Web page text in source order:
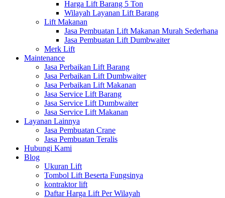
Harga Lift Barang 5 Ton
Wilayah Layanan Lift Barang
Lift Makanan
Jasa Pembuatan Lift Makanan Murah Sederhana
Jasa Pembuatan Lift Dumbwaiter
Merk Lift
Maintenance
Jasa Perbaikan Lift Barang
Jasa Perbaikan Lift Dumbwaiter
Jasa Perbaikan Lift Makanan
Jasa Service Lift Barang
Jasa Service Lift Dumbwaiter
Jasa Service Lift Makanan
Layanan Lainnya
Jasa Pembuatan Crane
Jasa Pembuatan Teralis
Hubungi Kami
Blog
Ukuran Lift
Tombol Lift Beserta Fungsinya
kontraktor lift
Daftar Harga Lift Per Wilayah